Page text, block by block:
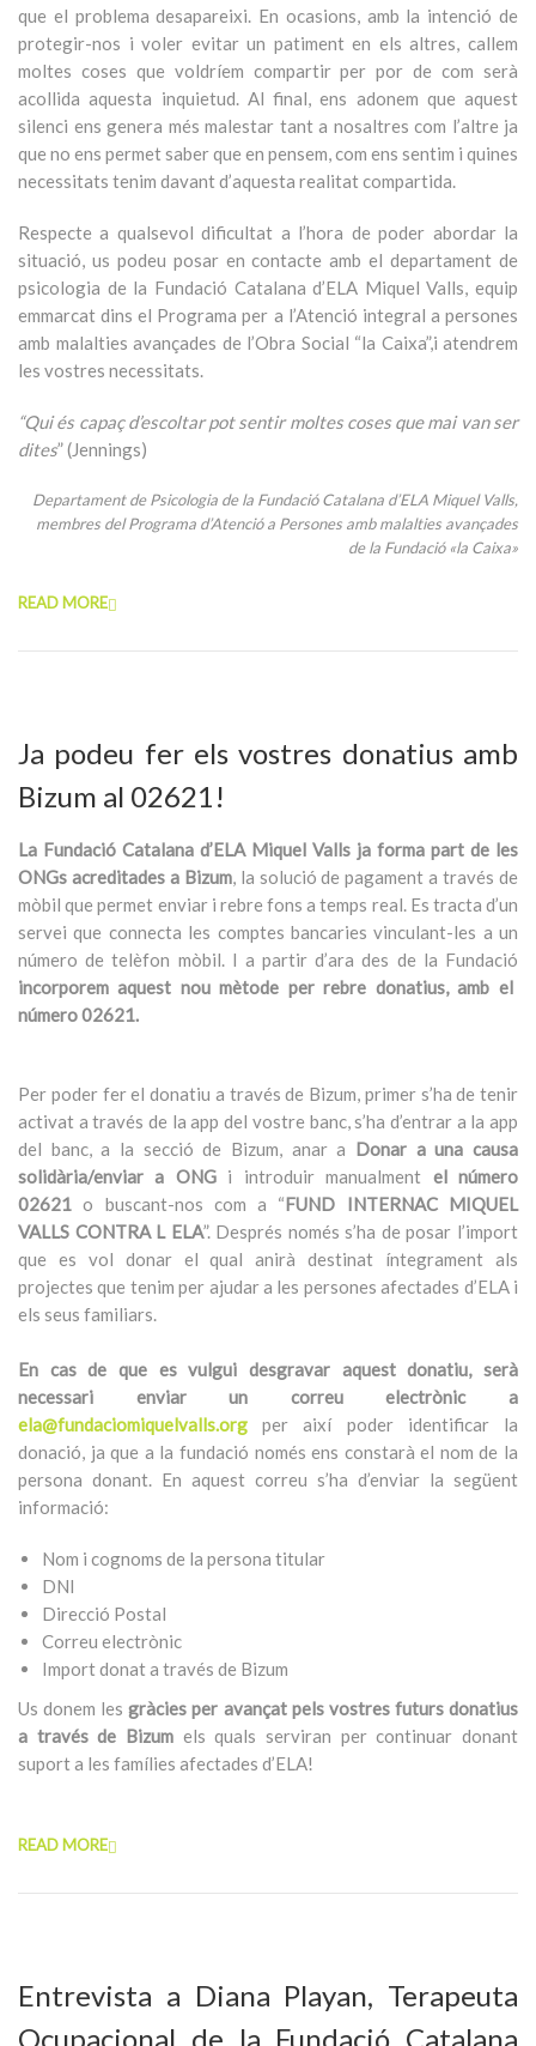
que el problema desapareixi. En ocasions, amb la intenció de
protegir-nos i voler evitar un patiment en els altres, callem
moltes coses que voldríem compartir per por de com serà
acollida aquesta inquietud. Al final, ens adonem que aquest
silenci ens genera més malestar tant a nosaltres com l’altre ja
que no ens permet saber que en pensem, com ens sentim i quines
necessitats tenim davant d’aquesta realitat compartida.
Respecte a qualsevol dificultat a l’hora de poder abordar la
situació, us podeu posar en contacte amb el departament de
psicologia de la Fundació Catalana d’ELA Miquel Valls, equip
emmarcat dins el Programa per a l’Atenció integral a persones
amb malalties avançades de l’Obra Social “la Caixa”,i atendrem
les vostres necessitats.
“Qui és capaç d’escoltar pot sentir moltes coses que mai van ser
dites” (Jennings)
Departament de Psicologia de la Fundació Catalana d’ELA Miquel Valls,
membres del Programa d’Atenció a Persones amb malalties avançades
de la Fundació «la Caixa»
READ MORE
Ja podeu fer els vostres donatius amb
Bizum al 02621!
La Fundació Catalana d’ELA Miquel Valls ja forma part de les
ONGs acreditades a Bizum, la solució de pagament a través de
mòbil que permet enviar i rebre fons a temps real. Es tracta d’un
servei que connecta les comptes bancaries vinculant-les a un
número de telèfon mòbil. I a partir d’ara des de la Fundació
incorporem aquest nou mètode per rebre donatius, amb el
número 02621.
Per poder fer el donatiu a través de Bizum, primer s’ha de tenir
activat a través de la app del vostre banc, s’ha d’entrar a la app
del banc, a la secció de Bizum, anar a Donar a una causa
solidària/enviar a ONGi introduir manualment el número
02621 o buscant-nos com a “FUND INTERNAC MIQUEL
VALLS CONTRA L ELA”. Després només s’ha de posar l’import
que es vol donar el qual anirà destinat íntegrament als
projectes que tenim per ajudar a les persones afectades d’ELA i
els seus familiars.
En cas de que es vulgui desgravar aquest donatiu, serà
necessari enviar un correu electrònic a
ela@fundaciomiquelvalls.org per així poder identificar la
donació, ja que a la fundació només ens constarà el nom de la
persona donant. En aquest correu s’ha d’enviar la següent
informació:
Nom i cognoms de la persona titular
DNI
Direcció Postal
Correu electrònic
Import donat a través de Bizum
Us donem lesgràcies per avançat pels vostres futurs donatius
a través de Bizum els quals serviran per continuar donant
suport a les famílies afectades d’ELA!
READ MORE
Entrevista a Diana Playan, Terapeuta
Ocupacional de la Fundació Catalana